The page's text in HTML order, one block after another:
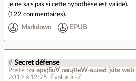
je ne sais pas si cette hypothèse est valide).
(122 commentaires).
Markdown EPUB
# Secret défense
Posté par ǝpɐןƃu∀ nǝıɥʇʇɐW-ǝɹɹǝıԀ (site web
2019 à 12:25. Évalué à -7.